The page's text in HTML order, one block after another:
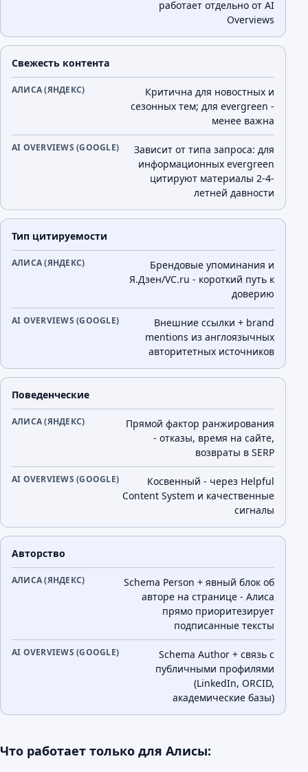
работает отдельно от AI
Overviews
Свежесть контента
Критична для новостных и
сезонных тем; для evergreen -
менее важна
Зависит от типа запроса: для
информационных evergreen
цитируют материалы 2-4-
летней давности
Тип цитируемости
Брендовые упоминания и
Я.Дзен/VC.ru - короткий путь к
доверию
Внешние ссылки + brand
mentions из англоязычных
авторитетных источников
Поведенческие
Прямой фактор ранжирования
- отказы, время на сайте,
возвраты в SERP
Косвенный - через Helpful
Content System и качественные
сигналы
Авторство
Schema Person + явный блок об
авторе на странице - Алиса
прямо приоритезирует
подписанные тексты
Schema Author + связь с
публичными профилями
(LinkedIn, ORCID,
академические базы)
Что работает только для Алисы: